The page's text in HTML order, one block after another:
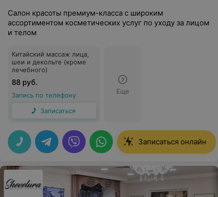
Салон красоты премиум-класса с широким
ассортиментом косметических услуг по уходу за лицом
и телом
Китайский массаж лица,
шеи и декольте (кроме
лечебного)
88 руб.
Запись по телефону
Записаться
Еще
Записаться онлайн